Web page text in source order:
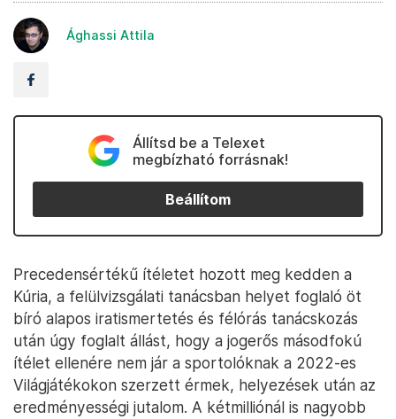
Ághassi Attila
Állítsd be a Telexet
megbízható forrásnak!
Beállítom
Precedensértékű ítéletet hozott meg kedden a
Kúria, a felülvizsgálati tanácsban helyet foglaló öt
bíró alapos iratismertetés és félórás tanácskozás
után úgy foglalt állást, hogy a jogerős másodfokú
ítélet ellenére nem jár a sportolóknak a 2022-es
Világjátékokon szerzett érmek, helyezések után az
eredményességi jutalom. A kétmilliónál is nagyobb